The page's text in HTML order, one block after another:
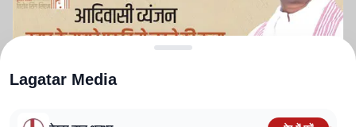
Lagatar Media